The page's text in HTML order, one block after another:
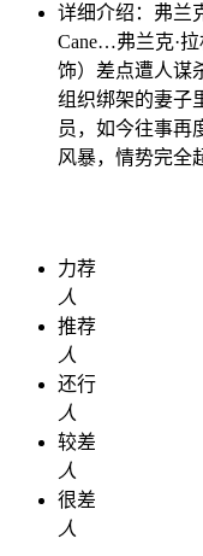
详细介绍： 弗兰
Cane…弗兰克·
饰）差点遭人谋
组织绑架的妻子
员，如今往事再
风暴，情势完全
力荐
人
推荐
人
还行
人
较差
人
很差
人